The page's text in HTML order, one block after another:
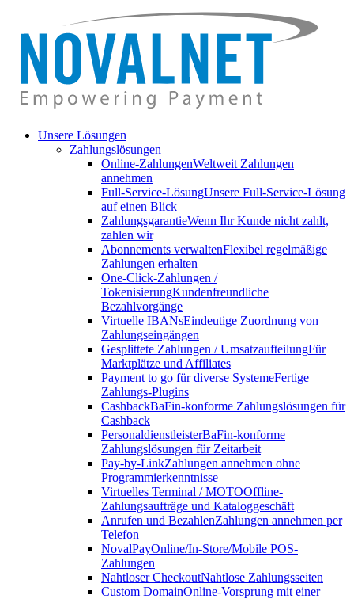
Unsere Lösungen
Zahlungslösungen
Online-ZahlungenWeltweit Zahlungen
annehmen
Full-Service-LösungUnsere Full-Service-Lösung
auf einen Blick
ZahlungsgarantieWenn Ihr Kunde nicht zahlt,
zahlen wir
Abonnements verwaltenFlexibel regelmäßige
Zahlungen erhalten
One-Click-Zahlungen /
TokenisierungKundenfreundliche
Bezahlvorgänge
Virtuelle IBANsEindeutige Zuordnung von
Zahlungseingängen
Gesplittete Zahlungen / UmsatzaufteilungFür
Marktplätze und Affiliates
Payment to go für diverse SystemeFertige
Zahlungs-Plugins
CashbackBaFin-konforme Zahlungslösungen für
Cashback
PersonaldienstleisterBaFin-konforme
Zahlungslösungen für Zeitarbeit
Pay-by-LinkZahlungen annehmen ohne
Programmierkenntnisse
Virtuelles Terminal / MOTOOffline-
Zahlungsaufträge und Kataloggeschäft
Anrufen und BezahlenZahlungen annehmen per
Telefon
NovalPayOnline/In-Store/Mobile POS-
Zahlungen
Nahtloser CheckoutNahtlose Zahlungsseiten
Custom DomainOnline-Vorsprung mit einer